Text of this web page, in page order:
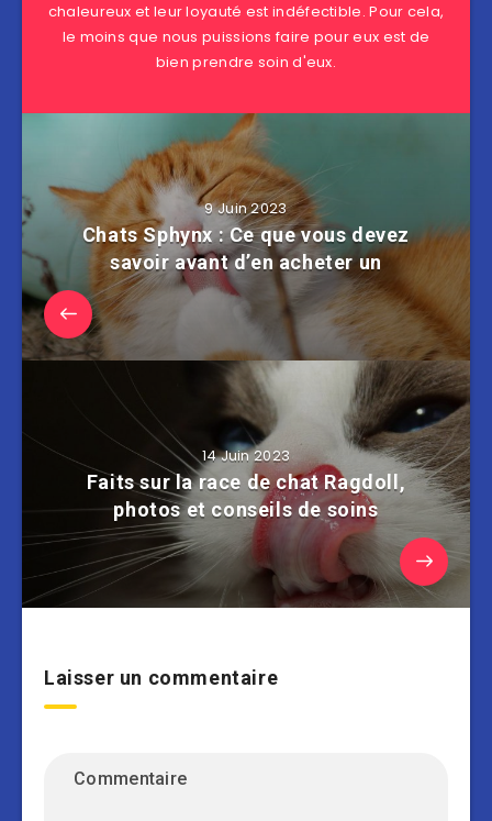
chaleureux et leur loyauté est indéfectible. Pour cela,
le moins que nous puissions faire pour eux est de
bien prendre soin d'eux.
9 Juin 2023
Chats Sphynx : Ce que vous devez
savoir avant d’en acheter un
14 Juin 2023
Faits sur la race de chat Ragdoll,
photos et conseils de soins
Laisser un commentaire